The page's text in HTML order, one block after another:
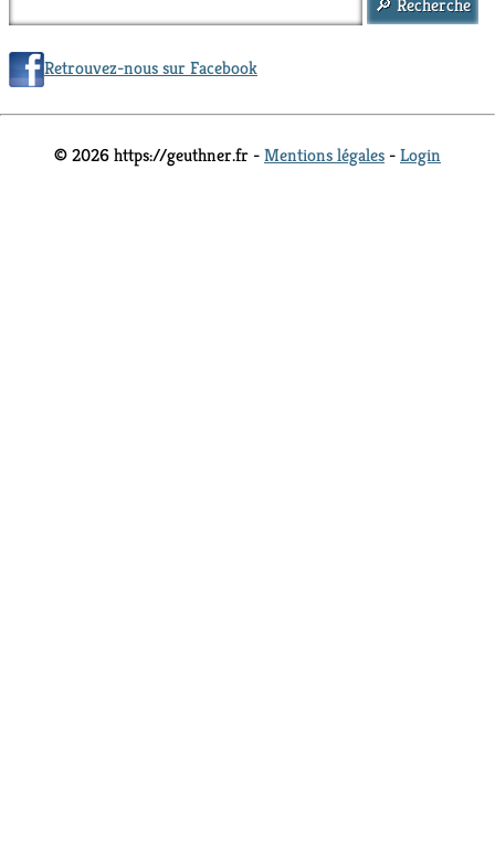
Retrouvez-nous sur Facebook
© 2026 https://geuthner.fr -Mentions légales -Login